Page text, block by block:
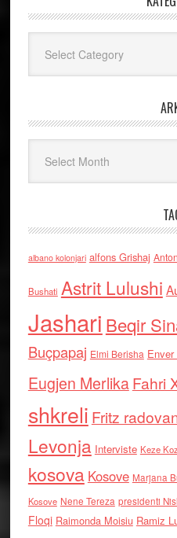
albano kolonjari alfons Grishaj
Bushati Astrit Lulushi
Jashari Beqir
Buçpapaj Elmi Berisha
Eugjen MerlikaFahri
shkreli Fritz
Levonja Interviste Keze
kosova Kosove Marjana
Kosove Nene Tereza presidenti
Floqi Raimonda Moisiu Ramiz